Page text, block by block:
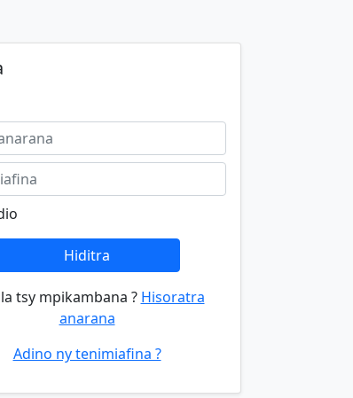
Hiditra
tsy mpikambana ? Hisoratra
anarana
Adino ny tenimiafina ?